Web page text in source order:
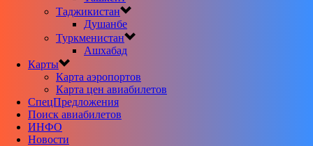
Таджикистан
Душанбе
Туркменистан
Ашхабад
Карты
Карта аэропортов
Карта цен авиабилетов
CпецПредложения
Поиск авиабилетов
ИНФО
Новости